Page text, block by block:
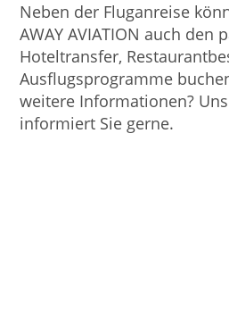
Neben der Fluganreise
AWAY AVIATION auch den
Hoteltransfer,
Ausflugsprogramme
weitere Informationen?
informiert Sie gerne.